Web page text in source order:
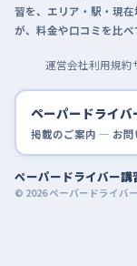
習を、エリア・駅・現
が、料金や口コミを比べ
運営会社利用規約
ペーパードライ
掲載のご案内 — お問
ペーパードライバー講
© 2026 ペーパードライバ